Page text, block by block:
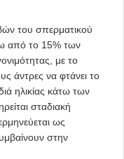
του σπερματικού
από το 15% των
με το
άντρες να φτάνει το
ηλικίας κάτω των
σταδιακή
ως
στην